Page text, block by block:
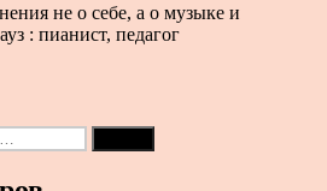
не о себе, а о музыке и
: пианист, педагог